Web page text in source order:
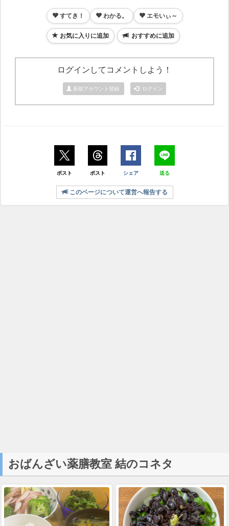
すてき！ わかる。 エモいぃ～
お気に入りに追加 おすすめに追加
ログインしてコメントしよう！
新規アカウント登録 ログイン
ポスト ポスト シェア 送る
このページについて運営へ報告する
おばんざい薬膳教室 結のコネタ